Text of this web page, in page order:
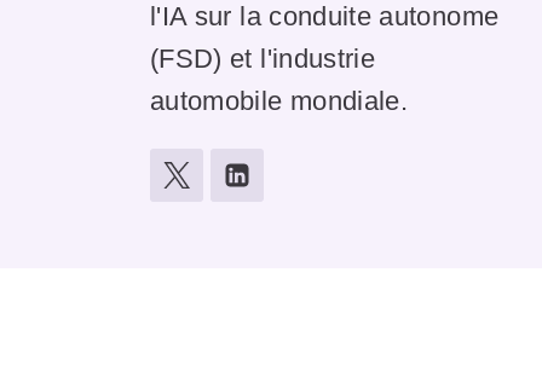
l'IA sur la conduite autonome
(FSD) et l'industrie
automobile mondiale.